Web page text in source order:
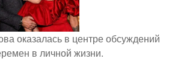
оказалась в центре обсуждений
в личной жизни.